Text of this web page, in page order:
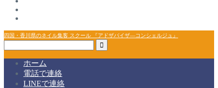
四国・香川県のネイル集客 スクール 『アドザバイザ―コンシェルジュ』
ホーム
電話で連絡
LINEで連絡